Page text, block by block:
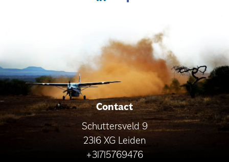
Contact
Schuttersveld 9
2316 XG Leiden
+31715769476